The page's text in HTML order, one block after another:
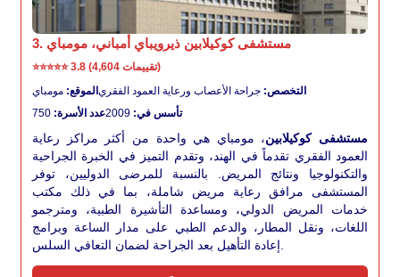
3. مستشفى كوكيلابين ذيرويباي أمباني، مومباي
⭐⭐⭐⭐⭐
3.8 (4,604 تقييمات)
الموقع: مومباي التخصص: جراحة الأعصاب ورعاية العمود الفقري
عدد الأسرة: 750 تأسس في: 2009
مستشفى كوكيلابين، مومباي هي واحدة من أكثر مراكز رعاية
العمود الفقري تقدماً في الهند، وتقدم التميز في الخبرة الجراحية
والتكنولوجيا ونتائج المريض. بالنسبة للمرضى الدوليين، توفر
المستشفى مرافق رعاية مريض شاملة، بما في ذلك مكتب
خدمات المريض الدولي، ومساعدة التأشيرة الطبية، ومترجمو
اللغات، ونقل المطار، والدعم الطبي على مدار الساعة وبرامج
إعادة التأهيل بعد الجراحة لضمان التعافي السلس.